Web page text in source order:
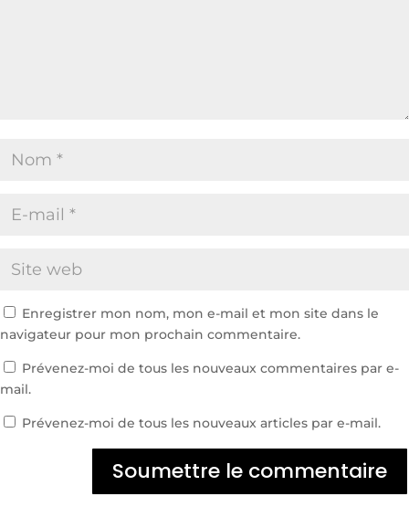
Enregistrer mon nom, mon e-mail et mon site dans le
navigateur pour mon prochain commentaire.
Prévenez-moi de tous les nouveaux commentaires par e-
mail.
Prévenez-moi de tous les nouveaux articles par e-mail.
Soumettre le commentaire